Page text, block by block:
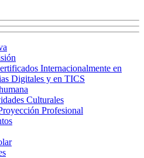
Internacionalmente en
Digitales y en TICS
Culturales
Profesional